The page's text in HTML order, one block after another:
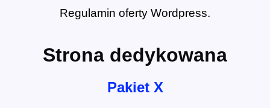
Regulamin oferty Wordpress.
Strona dedykowana
Pakiet X